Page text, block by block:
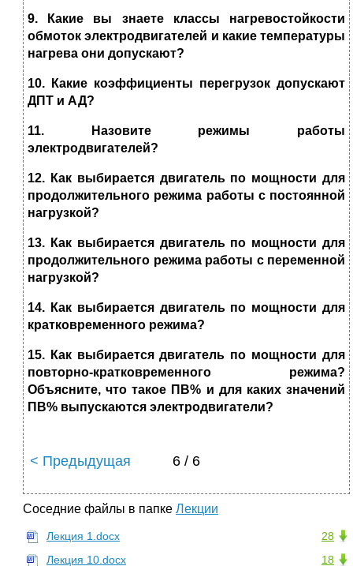
9. Какие вы знаете классы нагревостойкости
обмоток электродвигателей и какие температуры
нагрева они допускают?
10. Какие коэффициенты перегрузок допускают
ДПТ и АД?
11. Назовите режимы работы
электродвигателей?
12. Как выбирается двигатель по мощности для
продолжительного режима работы с постоянной
нагрузкой?
13. Как выбирается двигатель по мощности для
продолжительного режима работы с переменной
нагрузкой?
14. Как выбирается двигатель по мощности для
кратковременного режима?
15. Как выбирается двигатель по мощности для
повторно-кратковременного режима?
Объясните,что такое ПВ% и для каких значений
ПВ% выпускаются электродвигатели?
< Предыдущая 6 / 6
Соседние файлы в папке Лекции
28
Лекция 1.docx
18
Лекция 10.docx